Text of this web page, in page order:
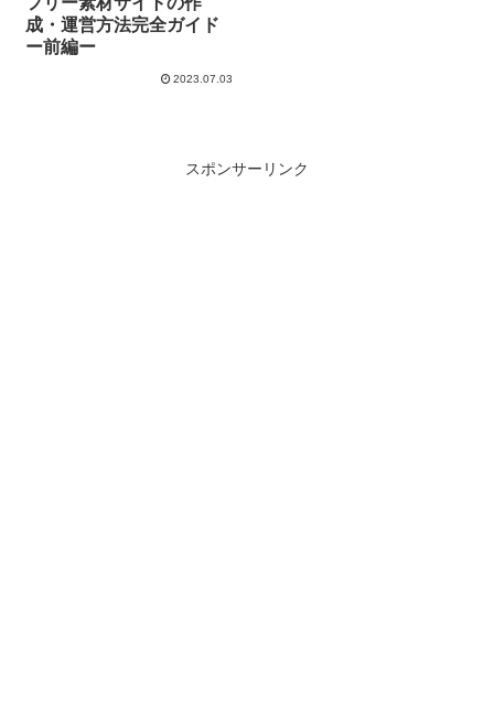
成・運営方法完全ガイド
ー前編ー
2023.07.03
スポンサーリンク